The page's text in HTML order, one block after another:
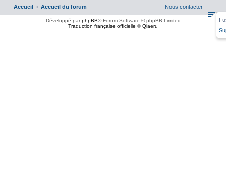
Accueil Accueil du forum Nous contacter
Développé parphpBB® Forum Software © phpBB Limited
Traduction française officielle ©Qiaeru